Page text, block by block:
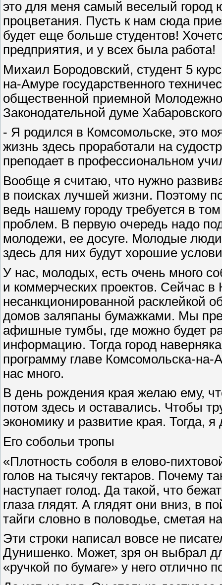
это для меня самый веселый
процветания. Пусть к нам сюда
будет еще больше студентов!
предприятия, и у всех была работа!
Михаил Бородовский, студент 5
на-Амуре государственного
общественной приемной
Законодательной думе
- Я родился в Комсомольске, это
жизнь здесь проработали на
преподает в профессиональном
Вообще я считаю, что нужно
в поисках лучшей жизни. Поэтому
ведь нашему городу требуется в
проблем. В первую очередь надо
молодежи, ее досуге. Молодые
здесь для них будут хорошие
У нас, молодых, есть очень много
и коммерческих проектов. Сейчас
несанкционированной расклейкой
домов заляпаны бумажками. Мы
афишные тумбы, где можно будет
информацию. Тогда город
программу главе Комсомольска-на-
нас много.
В день рождения края желаю ему,
потом здесь и оставались. Чтобы
экономику и развитие края. Тогда,
Его собольи тропы
«Плотность соболя в елово-
голов на тысячу гектаров. Почему
наступает голод. Да такой, что
глаза глядят. А глядят они вниз, в
тайги словно в половодье, сметая
Эти строки написал вовсе не
Дунишенко. Может, зря он выбрал
«ручкой по бумаге» у него отлично